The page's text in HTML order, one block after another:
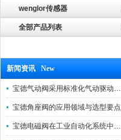
wenglor传感器
全部产品列表
新闻资讯 New
宝德气动阀采用标准化气动驱动设计，可匹配各类工业气源工况
宝德角座阀的应用领域与选型要点
宝德电磁阀在工业自动化系统中的作用